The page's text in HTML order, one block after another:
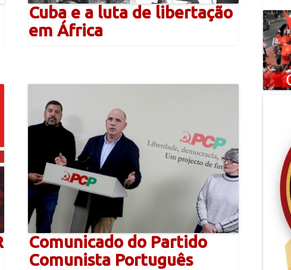
Cuba e a luta de libertação
em África
Comunicado do Partido
Comunista Português